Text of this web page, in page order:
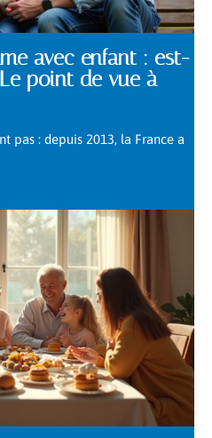
avec enfant : est-
point de vue à
pas : depuis 2013, la France a